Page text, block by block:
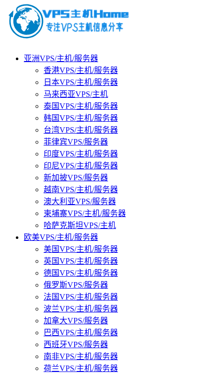
亚洲VPS/主机/服务器
香港VPS/主机/服务器
日本VPS/主机/服务器
马来西亚VPS/主机
泰国VPS/主机/服务器
韩国VPS/主机/服务器
台湾VPS/主机/服务器
菲律宾VPS/服务器
印度VPS/主机/服务器
印尼VPS/主机/服务器
新加披VPS/服务器
越南VPS/主机/服务器
澳大利亚VPS/服务器
柬埔寨VPS/主机/服务器
哈萨克斯坦VPS/主机
欧美VPS/主机/服务器
美国VPS/主机/服务器
英国VPS/主机/服务器
德国VPS/主机/服务器
俄罗斯VPS/服务器
法国VPS/主机/服务器
波兰VPS/主机/服务器
加拿大VPS/服务器
巴西VPS/主机/服务器
西班牙VPS/服务器
南非VPS/主机/服务器
荷兰VPS/主机/服务器